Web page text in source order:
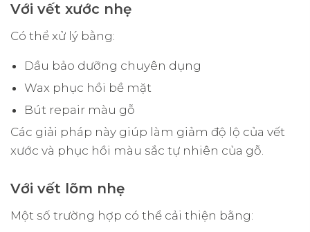
Với vết xước nhẹ
Có thể xử lý bằng:
Dầu bảo dưỡng chuyên dụng
Wax phục hồi bề mặt
Bút repair màu gỗ
Các giải pháp này giúp làm giảm độ lộ của vết
xước và phục hồi màu sắc tự nhiên của gỗ.
Với vết lõm nhẹ
Một số trường hợp có thể cải thiện bằng: